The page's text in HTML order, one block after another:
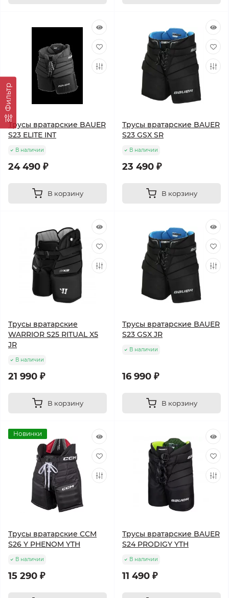
Фильтр
Трусы вратарские BAUER
S23 ELITE INT
В наличии
24 490 ₽
В корзину
Трусы вратарские BAUER
S23 GSX SR
В наличии
23 490 ₽
В корзину
Трусы вратарские
WARRIOR S25 RITUAL X5
JR
В наличии
21 990 ₽
В корзину
Трусы вратарские BAUER
S23 GSX JR
В наличии
16 990 ₽
В корзину
Новинки
Трусы вратарские CCM
S26 Y PHENOM YTH
В наличии
15 290 ₽
Трусы вратарские BAUER
S24 PRODIGY YTH
В наличии
11 490 ₽